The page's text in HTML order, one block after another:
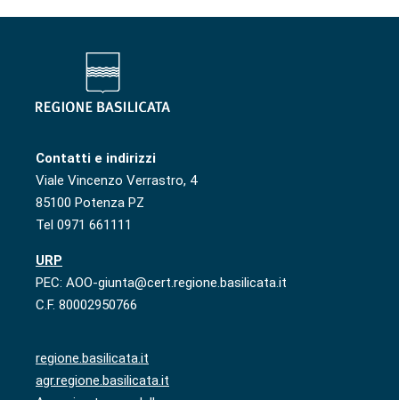
Contatti e indirizzi
Viale Vincenzo Verrastro, 4
85100 Potenza PZ
Tel 0971 661111
URP
PEC: AOO-giunta@cert.regione.basilicata.it
C.F. 80002950766
regione.basilicata.it
agr.regione.basilicata.it